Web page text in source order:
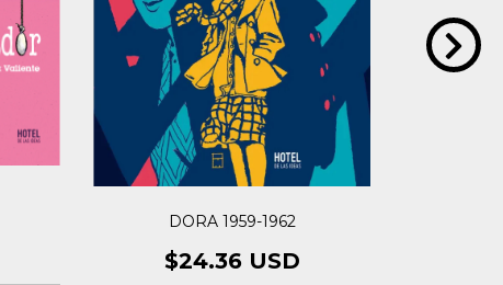
DORA 1959-1962
$24.36 USD